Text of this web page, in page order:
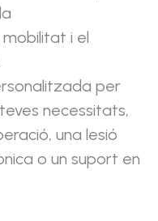
i el
per
necessitats,
una lesió
o un suport en